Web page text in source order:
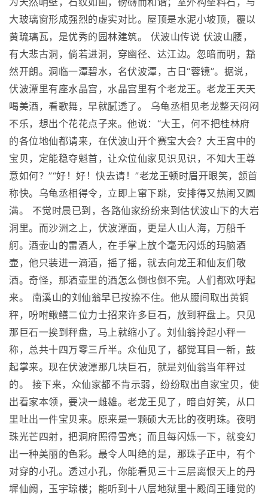
大玻璃窗形成强烈的虚实对比。屋顶是水泥小坡顶，覆以
黄琉璃瓦，是优秀的园林建筑。 伏波山传说 伏波山腰，
有大悲古洞，倘若进洞，穿幽径、达江边。忽暗而明，豁
然开朗。洞临一潭碧水，名伏波潭，古日“蓉镜”。据说，
伏波潭里有座水晶宫，水晶宫里有个老龙王。老龙王天天
喝美酒，看歌舞，早就腻透了。 乌龟丞相见老龙整天闷闷
不乐，想出个花花点子来。他说：“大王，何不把桂林府
的各位地仙都请来，在伏波山开个赛宝大会？大王宫中的
宝贝，定能稳夺魁首，让众位仙家见识见识，不知大王尊
意如何？”“好！好！快去请！”老龙王顿时眉开眼笑，颔首
称快。乌龟丞相得令，立即上窜下跳，安排得又热闹又圆
满。 不觉时晨已到，各路仙家纷纷来到估伏波山下的大岩
洞里。而沙洲之上，伏波潭面，更是人山人海，万船千
舸。酒壶山的雷酒人，在手掌上放个毫无闪烁的玛脑酒
壶，他只装进一滴酒，摇了摇，就去向龙王和仙友们敬
酒。奇怪，那酒壶里的酒怎么倒也倒不完。人们都欢呼起
来。 南溪山的刘仙翁早已按捺不住。他从腰间取出黄铜
秤，吩咐鳅鳝二位力士招来许多巨石，放到秤盘上。只见
那巨石一挨到秤盘，马上就缩小了。刘仙翁拎起小秤一
称，总共十四万零三斤半。众仙见了，都觉耳目一新，鼓
起掌来。现在伏波潭那几块巨石，就是刘仙翁当年秤过
的。 接下来，众仙家都不肯示弱，纷纷取出自家宝贝，使
出看家本领，要决一雌雄。老龙王见了，暗自好笑，从口
里吐出一件宝贝来。原来是一颗硕大无比的夜明珠。夜明
珠光芒四射，把洞府照得雪亮；而且每闪烁一下，就变幻
出一种美丽的色彩。最令人叫绝的是，那珠子正中，有个
对穿的小孔。透过小孔，你能看见三十三层离恨天上的丹
墀仙阙，玉宇琼楼；能听到十八层地狱里十殿阎王睡觉的